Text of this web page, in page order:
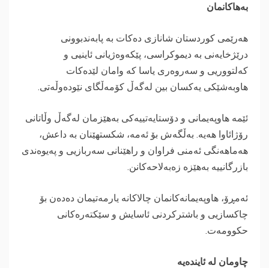
بەهاکانمان
هەرێمی کوردستان شانازی دەکات بە پابەندبوونی
درێژخایەنی بە دیموکراسی، پێکەوەژیانی ئاینیی و
کەلتووریی و سەروەری یاسا کە وامان لێدەکات
هاوبەشێکی یەکسان بین لەگەڵ کۆمەڵگای نێودەوڵەتی.
ئێمە هاوپەیمانی و دۆستایەتییەکی بەهێزمان لەگەڵ وڵاتانی
رۆژائاوا هەیە. بەڵگەش بۆ ئەمە، شکستهێنان بە داعش،
هەماهەنگی ئەمنی فراوان و راهێنانی سەربازیی و پەیوەندی
بازرگانییە بەهێزە زەبەلاحەکانن.
ئەمڕۆ، هاوپەیمانەکانمان چالاکانە یارمەتیمان دەدەن بۆ
چاکسازیی و باشترکردنی ئاسایش و سێکتەرەکانی
حکوومەت.
چاومان لە ئایندەیە